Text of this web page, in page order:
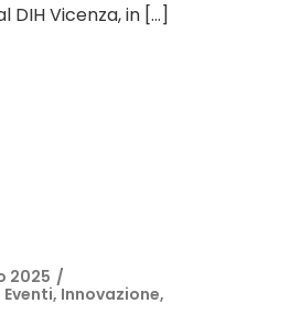
DIH Vicenza, in […]
2025
Eventi, Innovazione,